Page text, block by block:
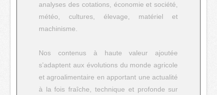
analyses des cotations, économie et société,
météo, cultures, élevage, matériel et
machinisme.
Nos contenus à haute valeur ajoutée
s’adaptent aux évolutions du monde agricole
et agroalimentaire en apportant une actualité
à la fois fraîche, technique et profonde sur